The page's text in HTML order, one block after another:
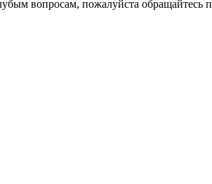
вопросам, пожалуйста обращайтесь